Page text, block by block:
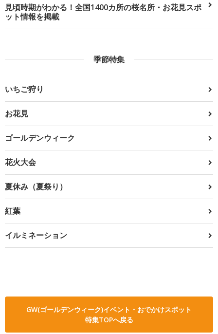
見頃時期がわかる！全国1400カ所の桜名所・お花見スポ
ット情報を掲載
季節特集
いちご狩り
お花見
ゴールデンウィーク
花火大会
夏休み（夏祭り）
紅葉
イルミネーション
GW(ゴールデンウィーク)イベント・おでかけスポット
特集TOPへ戻る